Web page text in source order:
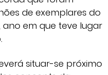
de exemplares do
ano em que teve lugar
situar-se próximo